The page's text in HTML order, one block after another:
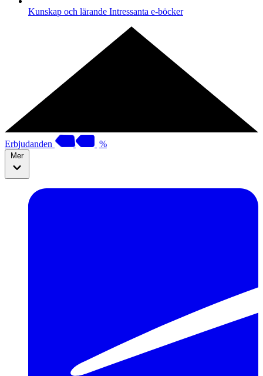
Kunskap och lärande Intressanta e-böcker
Erbjudanden %
Mer